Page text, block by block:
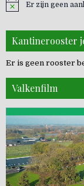
Er zijn geen
Kantinerooster
Er is geen rooster
Valkenfilm